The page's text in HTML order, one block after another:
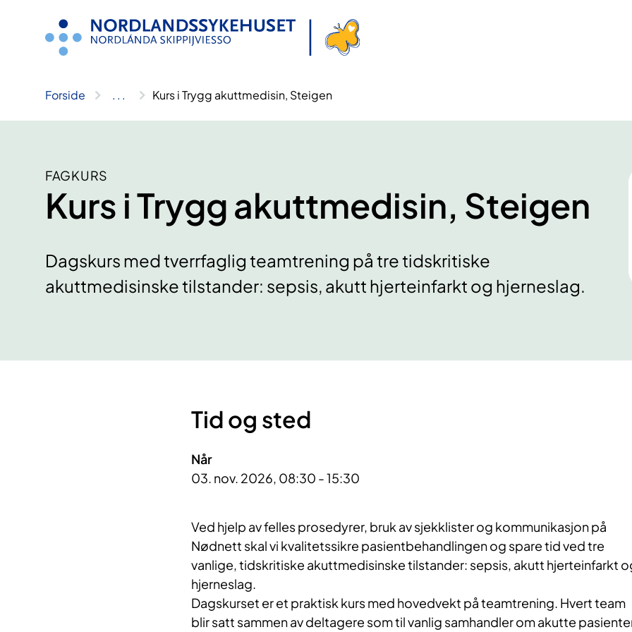
Forside .. . Kurs i Trygg akuttmedisin, Steigen
FAGKURS
Kurs i Trygg akuttmedisin, Steigen
Dagskurs med tverrfaglig teamtrening på tre tidskritiske
akuttmedisinske tilstander: sepsis, akutt hjerteinfarkt og hjerneslag.
Tid og sted
Når
03. nov. 2026, 08:30 - 15:30
Ved hjelp av felles prosedyrer, bruk av sjekklister og kommunikasjon på
Nødnett skal vi kvalitetssikre pasientbehandlingen og spare tid ved tre
vanlige, tidskritiske akuttmedisinske tilstander: sepsis, akutt hjerteinfarkt
hjerneslag.
Dagskurset er et praktisk kurs med hovedvekt på teamtrening. Hvert team
blir satt sammen av deltagere som til vanlig samhandler om akutte